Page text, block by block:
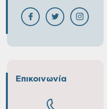
Επικοινωνία